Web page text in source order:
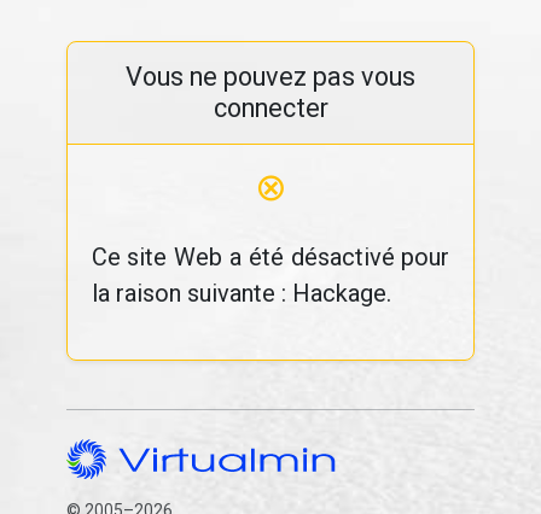
Vous ne pouvez pas vous
connecter
⊗
Ce site Web a été désactivé pour
la raison suivante : Hackage.